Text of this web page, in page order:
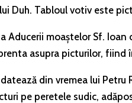
Duh. Tabloul votiv este
Aducerii moaștelor Sf.
asupra picturilor,
din vremea lui
pe peretele sudic,